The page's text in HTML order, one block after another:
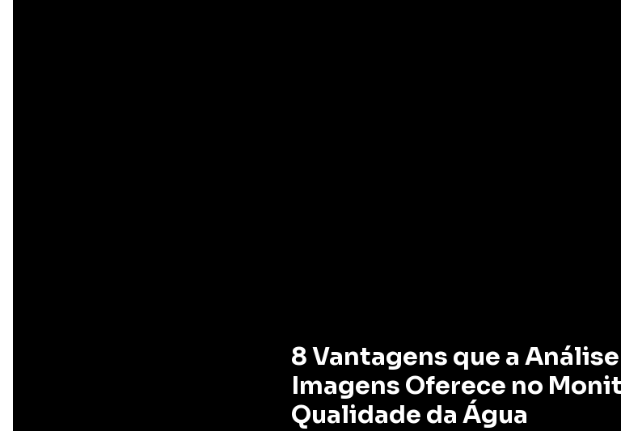
8 Vantagens que a
Imagens Oferece no
Qualidade da Água